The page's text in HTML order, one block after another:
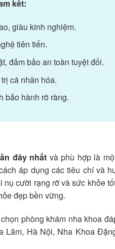
kết:
giàu kinh nghiệm.
tiên tiến.
đảm bảo an toàn tuyệt đối.
cá nhân hóa.
bảo hành rõ ràng.
đây nhất và phù hợp là
áp dụng các tiêu chí và
nụ cười rạng rỡ và sức khỏe
đẹp bền vững.
phòng khám nha khoa
Lâm, Hà Nội, Nha Khoa